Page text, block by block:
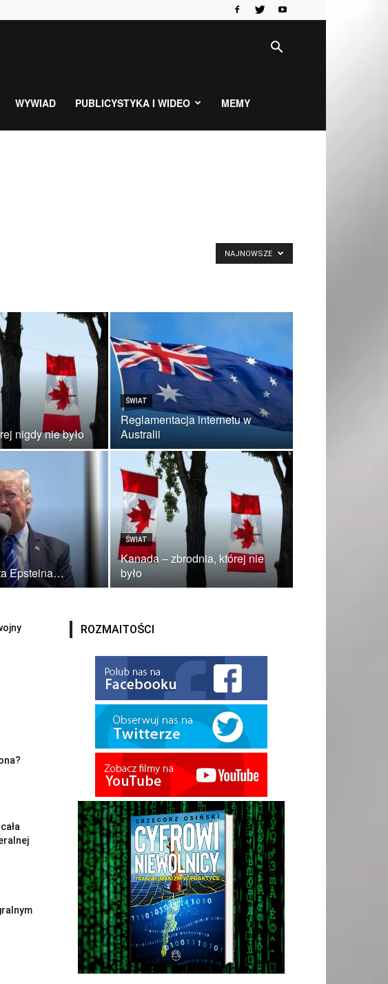
WYWIAD PUBLICYSTYKA I WIDEO MEMY
NAJNOWSZE
nigdy nie było
ŚWIAT
Reglamentacja internetu w
Australii
Epsteina…
ŚWIAT
Kanada – zbrodnia, której nie
było
ROZMAITOŚCI